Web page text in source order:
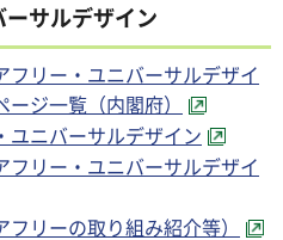
サルデザイン
リー・ユニバーサルデザイ
ジ一覧（内閣府）
ユニバーサルデザイン
リー・ユニバーサルデザイ
リーの取り組み紹介等）